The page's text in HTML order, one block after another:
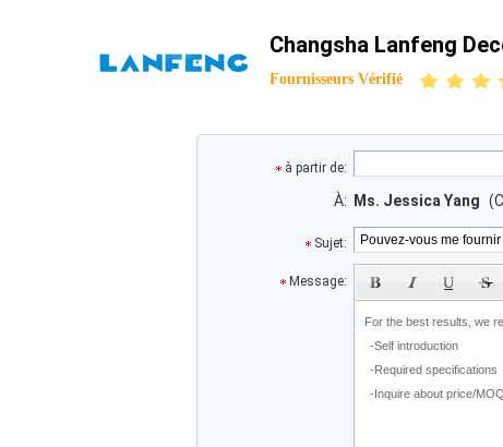
Changsha Lanfeng
Fournisseurs Vérifié
à partir de:
À: Ms. Jessica Yang
Sujet:
subject
Message: